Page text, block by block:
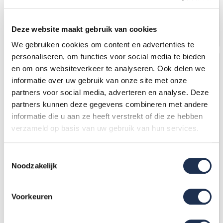
Deze website maakt gebruik van cookies
We gebruiken cookies om content en advertenties te
personaliseren, om functies voor social media te bieden
en om ons websiteverkeer te analyseren. Ook delen we
informatie over uw gebruik van onze site met onze
partners voor social media, adverteren en analyse. Deze
partners kunnen deze gegevens combineren met andere
informatie die u aan ze heeft verstrekt of die ze hebben
verzameld op basis van uw gebruik van hun services.
Noodzakelijk
Voorkeuren
Op voorraad
In mijn winkelwagen
Op voorraad
In mijn winkelwagen
10,2m werkhoogte carbon
Op voorraad
Euro rolsteiger 135 x 190 x
10,2m werkhoogte met
lichtgewicht platform